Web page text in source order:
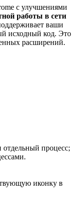
с улучшениями
работы в сети
ваши
исходный код. Это
расширений.
отдельный процесс;
иконку в